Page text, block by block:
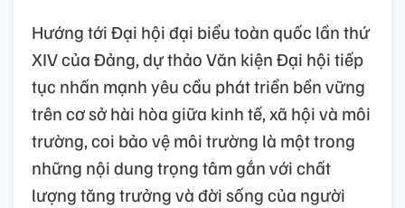
Hướng tới Đại hội đại biểu toàn quốc lần thứ
XIV của Đảng, dự thảo Văn kiện Đại hội tiếp
tục nhấn mạnh yêu cầu phát triển bền vững
trên cơ sở hài hòa giữa kinh tế, xã hội và môi
trường, coi bảo vệ môi trường là một trong
những nội dung trọng tâm gắn với chất
lượng tăng trưởng và đời sống của người